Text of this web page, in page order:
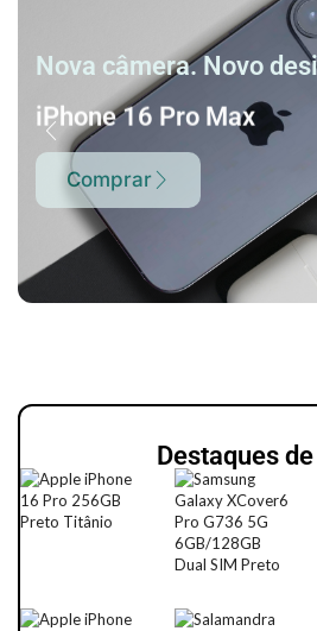
Nova câmera. Novo
iPhone 16 Pro Max
Comprar
Destaques